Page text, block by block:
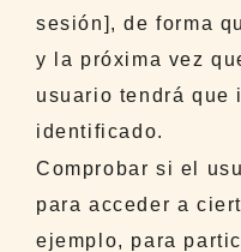
sesión], de forma
y la próxima vez
usuario tendrá que
identificado.
Comprobar si el
para acceder a
ejemplo, para